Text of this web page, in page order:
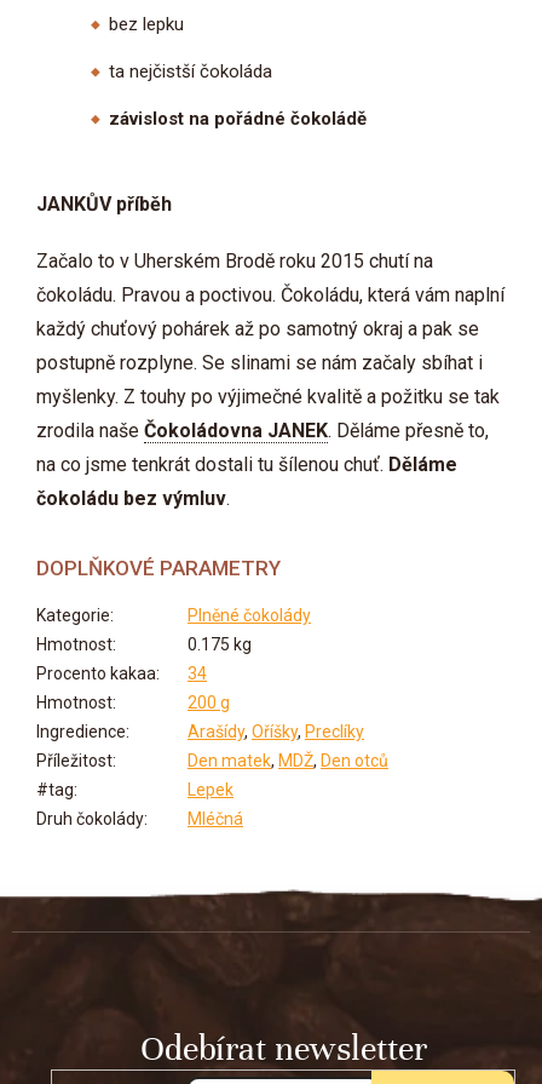
bez lepku
ta nejčistší čokoláda
závislost na pořádné čokoládě
JANKŮV příběh
Začalo to v Uherském Brodě roku 2015 chutí na
čokoládu. Pravou a poctivou. Čokoládu, která vám naplní
každý chuťový pohárek až po samotný okraj a pak se
postupně rozplyne. Se slinami se nám začaly sbíhat i
myšlenky. Z touhy po výjimečné kvalitě a požitku se tak
zrodila naše Čokoládovna JANEK. Děláme přesně to,
na co jsme tenkrát dostali tu šílenou chuť. Děláme
čokoládu bez výmluv.
DOPLŇKOVÉ PARAMETRY
Kategorie:
Plněné čokolády
Hmotnost:
0.175 kg
Procento kakaa:
34
Hmotnost:
200 g
Ingredience: Arašídy, Oříšky, Preclíky
Příležitost: Den matek, MDŽ, Den otců
#tag:
Lepek
Druh čokolády: Mléčná
Z
Odebírat newsletter